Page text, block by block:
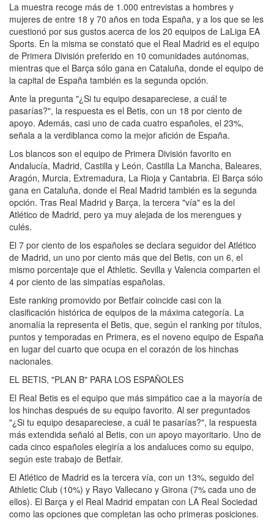
La muestra recoge más de 1.000 entrevistas a hombres y
mujeres de entre 18 y 70 años en toda España, y a los que se les
cuestionó por sus gustos acerca de los 20 equipos de LaLiga EA
Sports. En la misma se constató que el Real Madrid es el equipo
de Primera División preferido en 10 comunidades autónomas,
mientras que el Barça sólo gana en Cataluña, donde el equipo de
la capital de España también es la segunda opción.
Ante la pregunta "¿Si tu equipo desapareciese, a cuál te
pasarías?", la respuesta es el Betis, con un 18 por ciento de
apoyo. Además, casi uno de cada cuatro españoles, el 23%,
señala a la verdiblanca como la mejor afición de España.
Los blancos son el equipo de Primera División favorito en
Andalucía, Madrid, Castilla y León, Castilla La Mancha, Baleares,
Aragón, Murcia, Extremadura, La Rioja y Cantabria. El Barça sólo
gana en Cataluña, donde el Real Madrid también es la segunda
opción. Tras Real Madrid y Barça, la tercera "vía" es la del
Atlético de Madrid, pero ya muy alejada de los merengues y
culés.
El 7 por ciento de los españoles se declara seguidor del Atlético
de Madrid, un uno por ciento más que del Betis, con un 6, el
mismo porcentaje que el Athletic. Sevilla y Valencia comparten el
4 por ciento de las simpatías españolas.
Este ranking promovido por Betfair coincide casi con la
clasificación histórica de equipos de la máxima categoría. La
anomalía la representa el Betis, que, según el ranking por títulos,
puntos y temporadas en Primera, es el noveno equipo de España
en lugar del cuarto que ocupa en el corazón de los hinchas
nacionales.
EL BETIS, "PLAN B" PARA LOS ESPAÑOLES
El Real Betis es el equipo que más simpático cae a la mayoría de
los hinchas después de su equipo favorito. Al ser preguntados
"¿Si tu equipo desapareciese, a cuál te pasarías?", la respuesta
más extendida señaló al Betis, con un apoyo mayoritario. Uno de
cada cinco españoles elegiría a los andaluces como su equipo,
según este trabajo de Betfair.
El Atlético de Madrid es la tercera vía, con un 13%, seguido del
Athletic Club (10%) y Rayo Vallecano y Girona (7% cada uno de
ellos). El Barça y el Real Madrid empatan con LA Real Sociedad
como las opciones que completan las ocho primeras posiciones.